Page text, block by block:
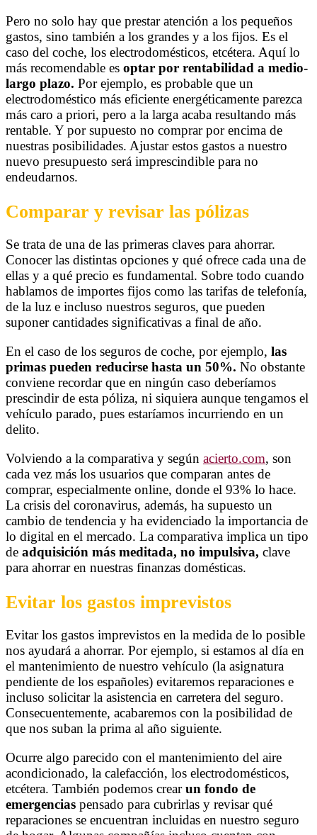
Pero no solo hay que prestar atención a los pequeños
gastos, sino también a los grandes y a los fijos. Es el
caso del coche, los electrodomésticos, etcétera. Aquí lo
más recomendable es optar por rentabilidad a medio-
largo plazo. Por ejemplo, es probable que un
electrodoméstico más eficiente energéticamente parezca
más caro a priori, pero a la larga acaba resultando más
rentable. Y por supuesto no comprar por encima de
nuestras posibilidades. Ajustar estos gastos a nuestro
nuevo presupuesto será imprescindible para no
endeudarnos.
Comparar y revisar las pólizas
Se trata de una de las primeras claves para ahorrar.
Conocer las distintas opciones y qué ofrece cada una de
ellas y a qué precio es fundamental. Sobre todo cuando
hablamos de importes fijos como las tarifas de telefonía,
de la luz e incluso nuestros seguros, que pueden
suponer cantidades significativas a final de año.
En el caso de los seguros de coche, por ejemplo, las
primas pueden reducirse hasta un 50%. No obstante
conviene recordar que en ningún caso deberíamos
prescindir de esta póliza, ni siquiera aunque tengamos el
vehículo parado, pues estaríamos incurriendo en un
delito.
Volviendo a la comparativa y según acierto.com, son
cada vez más los usuarios que comparan antes de
comprar, especialmente online, donde el 93% lo hace.
La crisis del coronavirus, además, ha supuesto un
cambio de tendencia y ha evidenciado la importancia de
lo digital en el mercado. La comparativa implica un tipo
de adquisición más meditada, no impulsiva, clave
para ahorrar en nuestras finanzas domésticas.
Evitar los gastos imprevistos
Evitar los gastos imprevistos en la medida de lo posible
nos ayudará a ahorrar. Por ejemplo, si estamos al día en
el mantenimiento de nuestro vehículo (la asignatura
pendiente de los españoles) evitaremos reparaciones e
incluso solicitar la asistencia en carretera del seguro.
Consecuentemente, acabaremos con la posibilidad de
que nos suban la prima al año siguiente.
Ocurre algo parecido con el mantenimiento del aire
acondicionado, la calefacción, los electrodomésticos,
etcétera. También podemos crearun fondo de
emergencias pensado para cubrirlas y revisar qué
reparaciones se encuentran incluidas en nuestro seguro